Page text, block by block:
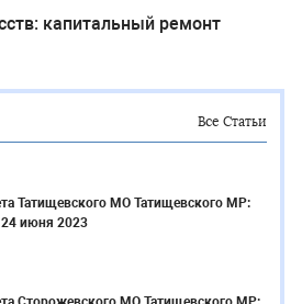
капитальный ремонт
Все Статьи
Татищевского МО Татищевского МР:
24 июня 2023